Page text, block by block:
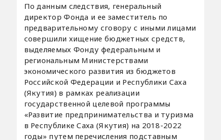
По данным следствия, генеральный
директор Фонда и ее заместитель по
предварительному сговору с иными лицами
совершили хищение бюджетных средств,
выделяемых Фонду федеральным и
региональным Министерствами
экономического развития из бюджетов
Российской Федерации и Республики Саха
(Якутия) в рамках реализации
государственной целевой программы
«Развитие предпринимательства и туризма
в Республике Саха (Якутия) на 2018-2022
годы» путем перечисления подставным